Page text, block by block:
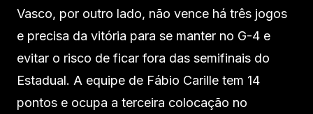
Vasco, por outro lado, não vence há três jogos
e precisa da vitória para se manter no G-4 e
evitar o risco de ficar fora das semifinais do
Estadual. A equipe de Fábio Carille tem 14
pontos e ocupa a terceira colocação no